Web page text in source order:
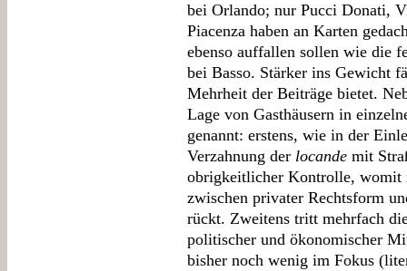
bei Orlando; nur Pucci Donati,
Piacenza haben an Karten
ebenso auffallen sollen wie die
bei Basso. Stärker ins Gewicht
Mehrheit der Beiträge bietet.
Lage von Gasthäusern in
genannt: erstens, wie in der
Verzahnung der locande mit
obrigkeitlicher Kontrolle, womit
zwischen privater Rechtsform
rückt. Zweitens tritt mehrfach
politischer und ökonomischer
bisher noch wenig im Fokus